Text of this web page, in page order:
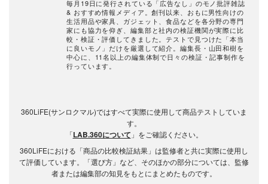
毎月19日に発行されている「広告なし」のモノ批評雑誌
& おすすめ情報メディア。創刊以来、おもに男性向けの
生活用品や家具、ガジェット、食品などを各分野の専門
家にも協力を仰ぎ、編集部と社内の検証機関が実際に比
較・検証・評価してきました。テストで見つけた「本当
に良いモノ」だけを厳選して紹介。編集長・山田和樹を
中心に、11名以上の編集体制で日々の検証・記事制作を
行っています。
360LiFE(サンロクマル)ではすべて実際に使用して商品テストしていま
す。
「LAB.360について 」をご確認ください。
360LiFEにおける「商品の比較検証結果」は監修者と共に実際に使用し
て評価しています。「選び方」など、そのほかの部分については、監修
者または編集部の知見をもとにまとめたものです。